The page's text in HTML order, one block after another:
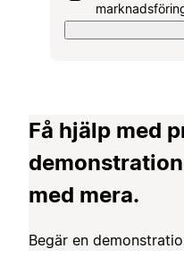
Få hjälp med
med mera.
Begär en